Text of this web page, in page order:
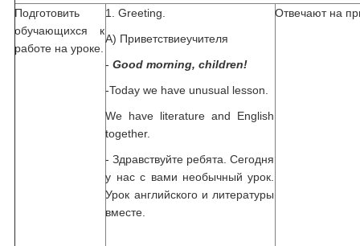
Подготовить
обучающихся к
работе на уроке.
1. Greeting.
А) Приветствиеучителя
-Good morning, children!
-Today we have unusual lesson.
We have literature and English
together.
- Здравствуйте ребята. Сегодня
у нас с вами необычный урок.
Урок английского и литературы
вместе.
Отвечают на